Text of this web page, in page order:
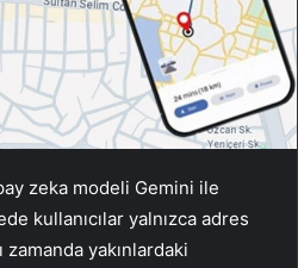
zeka modeli Gemini ile
kullanıcılar yalnızca adres
zamanda yakınlardaki